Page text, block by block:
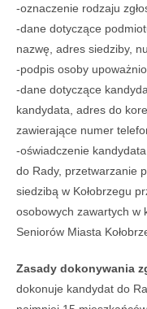
-oznaczenie rodzaju
-dane dotyczące
nazwę, adres siedziby,
-podpis osoby
-dane dotyczące
kandydata, adres do
zawierające numer
-oświadczenie
do Rady, przetwarzanie
siedzibą w Kołobrzegu
osobowych zawartych w
Seniorów Miasta
Zasady dokonywania
dokonuje kandydat do